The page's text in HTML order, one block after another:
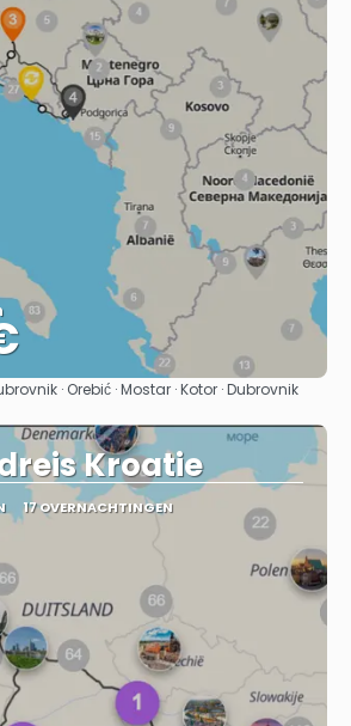
Bekijk
· Orebić · Mostar · Kotor · Dubrovnik
Kroatie
17 OVERNACHTINGEN